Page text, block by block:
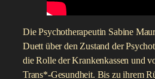
Die Psychotherapeutin Sabine
Duett über den Zustand der
die Rolle der Krankenkassen und
Trans*-Gesundheit. Bis zu ihrem